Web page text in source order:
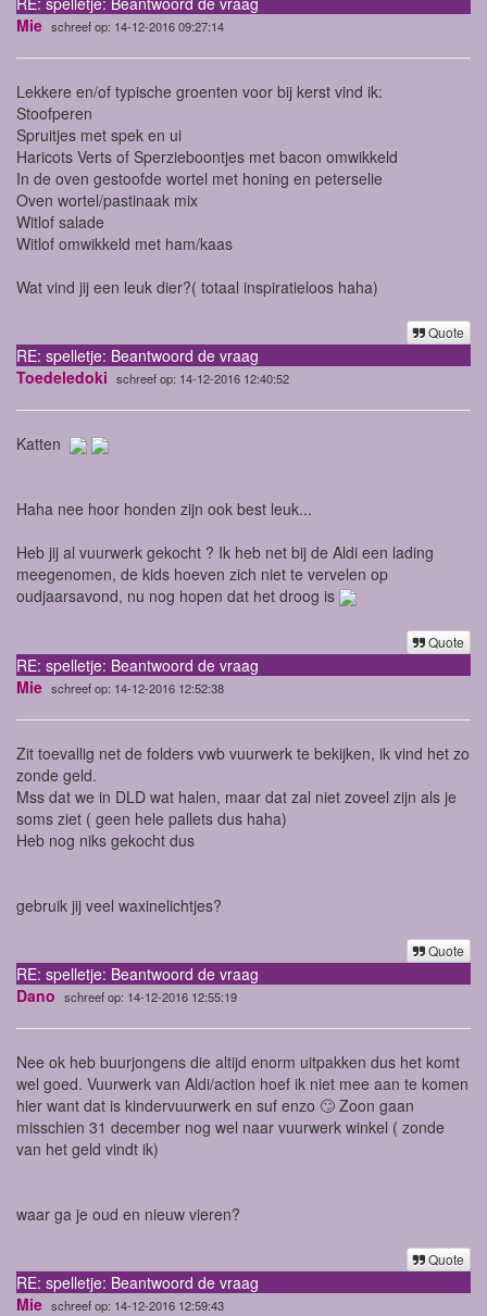
Mie schreef op: 14-12-2016 09:27:14
Lekkere en/of typische groenten voor bij kerst vind ik:
Stoofperen
Spruitjes met spek en ui
Haricots Verts of Sperzieboontjes met bacon omwikkeld
In de oven gestoofde wortel met honing en peterselie
Oven wortel/pastinaak mix
Witlof salade
Witlof omwikkeld met ham/kaas
Wat vind jij een leuk dier?( totaal inspiratieloos haha)
Quote
RE: spelletje: Beantwoord de vraag
Toedeledoki schreef op: 14-12-2016 12:40:52
Katten
Haha nee hoor honden zijn ook best leuk...
Heb jij al vuurwerk gekocht ? Ik heb net bij de Aldi een lading
meegenomen, de kids hoeven zich niet te vervelen op
oudjaarsavond, nu nog hopen dat het droog is
Quote
RE: spelletje: Beantwoord de vraag
Mie schreef op: 14-12-2016 12:52:38
Zit toevallig net de folders vwb vuurwerk te bekijken, ik vind het zo
zonde geld.
Mss dat we in DLD wat halen, maar dat zal niet zoveel zijn als je
soms ziet ( geen hele pallets dus haha)
Heb nog niks gekocht dus
gebruik jij veel waxinelichtjes?
Quote
RE: spelletje: Beantwoord de vraag
Dano schreef op: 14-12-2016 12:55:19
Nee ok heb buurjongens die altijd enorm uitpakken dus het komt
wel goed. Vuurwerk van Aldi/action hoef ik niet mee aan te komen
hier want dat is kindervuurwerk en suf enzo 🙄 Zoon gaan
misschien 31 december nog wel naar vuurwerk winkel ( zonde
van het geld vindt ik)
waar ga je oud en nieuw vieren?
Quote
RE: spelletje: Beantwoord de vraag
Mie schreef op: 14-12-2016 12:59:43